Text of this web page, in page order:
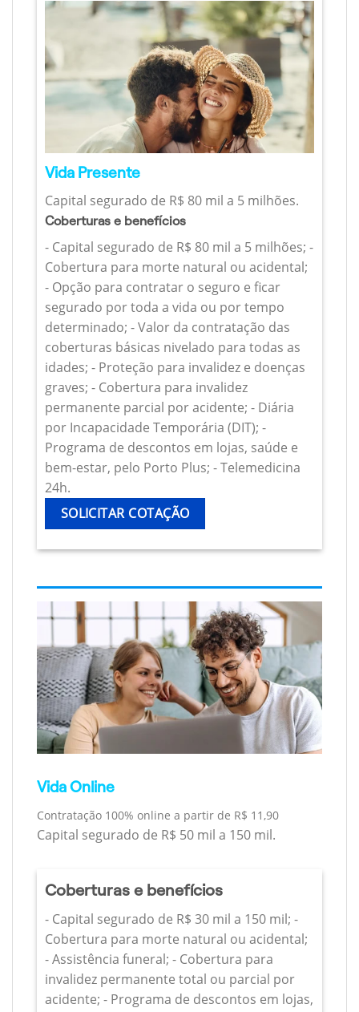
Vida Presente
Capital segurado de R$ 80 mil a 5 milhões.
Coberturas e benefícios
- Capital segurado de R$ 80 mil a 5 milhões; -
Cobertura para morte natural ou acidental;
- Opção para contratar o seguro e ficar
segurado por toda a vida ou por tempo
determinado; - Valor da contratação das
coberturas básicas nivelado para todas as
idades; - Proteção para invalidez e doenças
graves; - Cobertura para invalidez
permanente parcial por acidente; - Diária
por Incapacidade Temporária (DIT); -
Programa de descontos em lojas, saúde e
bem-estar, pelo Porto Plus; - Telemedicina
24h.
SOLICITAR COTAÇÃO
Vida Online
Contratação 100% online a partir de R$ 11,90
Capital segurado de R$ 50 mil a 150 mil.
Coberturas e benefícios
- Capital segurado de R$ 30 mil a 150 mil; -
Cobertura para morte natural ou acidental;
- Assistência funeral; - Cobertura para
invalidez permanente total ou parcial por
acidente; - Programa de descontos em lojas,